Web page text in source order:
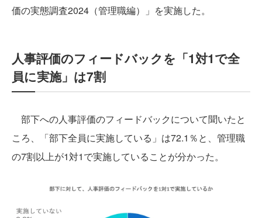
価の実態調査2024（管理職編）」を実施した。
人事評価のフィードバックを「1対1で全
員に実施」は7割
部下への人事評価のフィードバックについて聞いたと
ころ、「部下全員に実施している」は72.1％と、管理職
の7割以上が1対1で実施していることが分かった。